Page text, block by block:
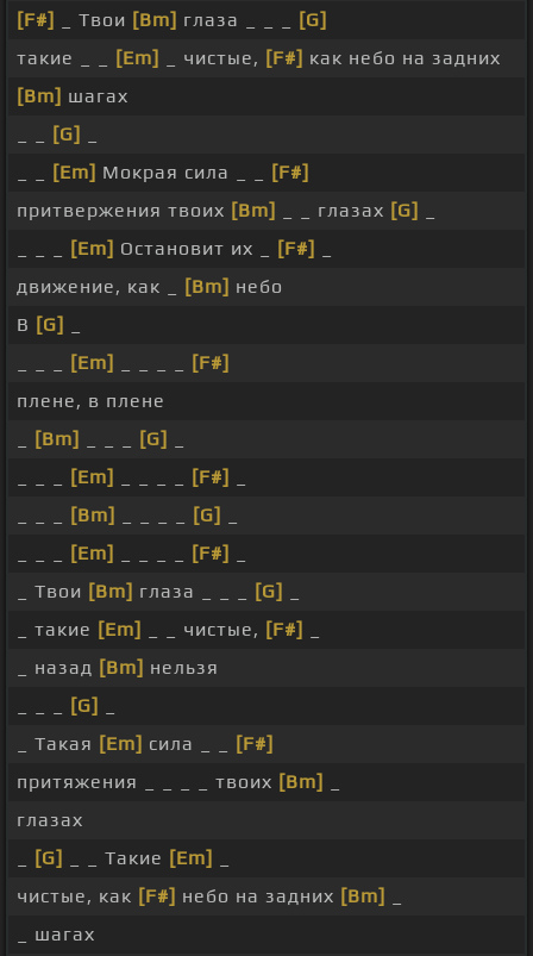
[F#] _ Твои [Bm] глаза _ _ _
[G]
такие _ _
[Em] _ чистые, [F#] как небо на задних
[Bm] шагах
[G]
[Em] Мокрая сила _ _
[F#]
притвержения твоих [Bm] _ _ глазах [G]
[Em] Остановит их _ [F#]
движение, как _
[Bm] небо
В [G]
[Em]
[F#]
плене, в плене
[Bm] [G]
[Em] [F#]
[Bm] [G]
[Em] [F#]
_ Твои [Bm] глаза _ _ _ [G]
_ такие [Em] _ _ чистые, [F#]
_ назад [Bm] нельзя
[G]
_ Такая [Em] сила _ _
[F#]
притяжения _ _ _ _ твоих [Bm]
глазах
[G] _ _ Такие [Em]
чистые, как [F#] небо на задних [Bm]
_ шагах